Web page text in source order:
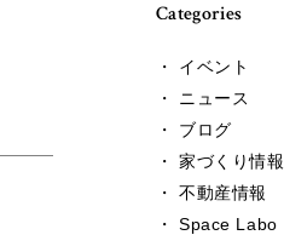
Categories
・ イベント
・ ニュース
・ ブログ
・ 家づくり情報
・ 不動産情報
・ Space Labo